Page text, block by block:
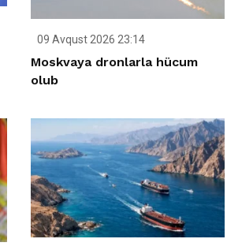
09 Avqust 2026 23:14
Moskvaya dronlarla hücum
olub